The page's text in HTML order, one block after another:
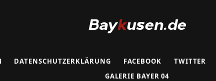
DATENSCHUTZERKLÄRUNG FACEBOOK TWITTER
GALERIE BAYER 04